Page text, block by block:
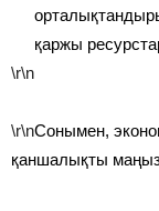
қаржы
\r\n
\r\nСонымен,
қаншалықты